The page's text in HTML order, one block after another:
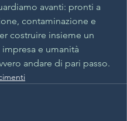
avanti: pronti a
contaminazione e
costruire insieme un
e umanità
andare di pari passo.